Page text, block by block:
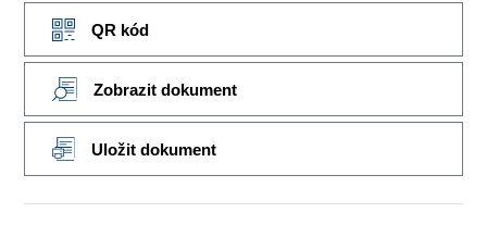
QR kód
Zobrazit dokument
Uložit dokument